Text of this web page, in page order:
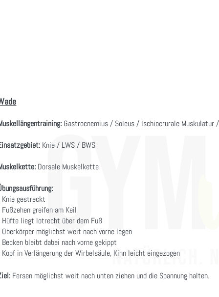
Gastrocnemius / Soleus / Ischiocrurale Muskulatur
Knie / LWS / BWS
Dorsale Muskelkette
Knie gestreckt
Fußzehen greifen am Keil
Hüfte liegt lotrecht über dem Fuß
Oberkörper möglichst weit nach vorne legen
Becken bleibt dabei nach vorne gekippt
Kopf in Verlängerung der Wirbelsäule, Kinn leicht eingezogen
Fersen möglichst weit nach unten ziehen und die Spannung halten.